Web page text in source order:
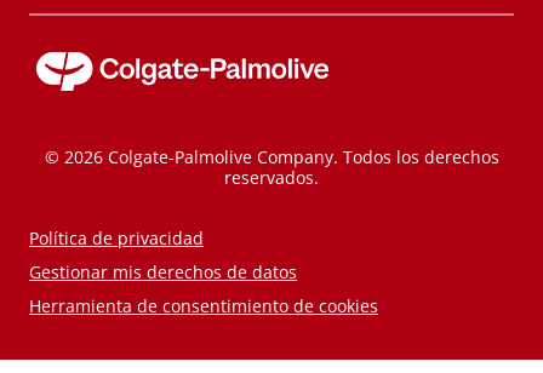
© 2026 Colgate-Palmolive Company. Todos los derechos
reservados.
Política de privacidad
Gestionar mis derechos de datos
Herramienta de consentimiento de cookies